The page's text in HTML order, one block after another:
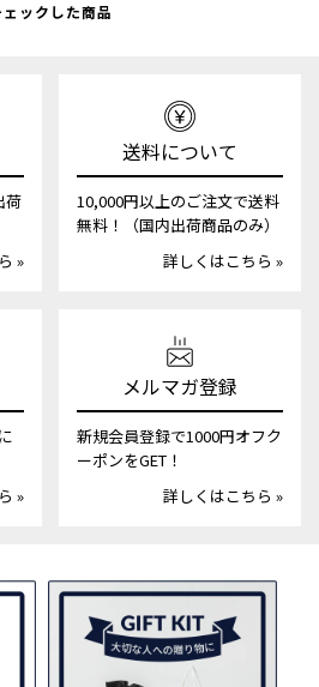
ェックした商品
荷
»
送料について
10,000円以上のご注文で送料
無料！（国内出荷商品のみ）
詳しくはこちら »
»
メルマガ登録
新規会員登録で1000円オフク
ーポンをGET！
詳しくはこちら »